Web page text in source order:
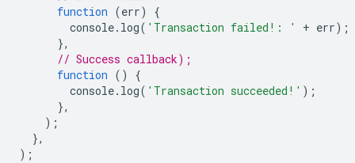
function (err)
{
console. log( 'Transaction failed!: ' + err);
},
// Success callback);
function ()
{
console. log( 'Transaction succeeded!' );
},
);
},
);